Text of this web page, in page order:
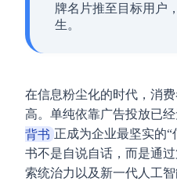
牌名片推至目标用户
生。
在信息粉尘化的时代，消
高。单纯依靠广告投放已经
背书 正成为企业最坚实的
书不是自说自话，而是通
索统治力以及新一代人工